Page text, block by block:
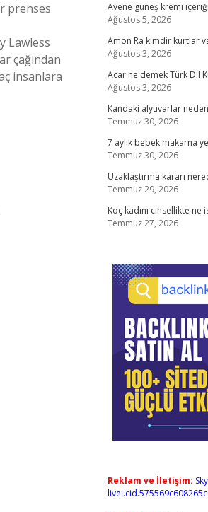
prenses
Lawless
çağından
insanlara
Avene güneş kremi
Ağustos 5, 2026
Amon Ra kimdir kurtlar
Ağustos 3, 2026
Acar ne demek Türk Dil
Ağustos 3, 2026
Kandaki alyuvarlar
Temmuz 30, 2026
7 aylık bebek makarna
Temmuz 30, 2026
Uzaklaştırma kararı
Temmuz 29, 2026
Koç kadını cinsellikte ne
Temmuz 27, 2026
Reklam ve İletişim: